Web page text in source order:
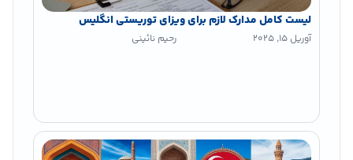
لیست کامل مدارک لازم برای ویزای توریستی انگلیس
آوریل 15, 2025 رحیم نائینی